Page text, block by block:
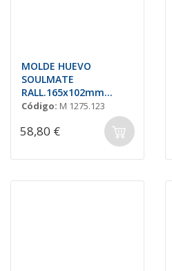
MOLDE HUEVO
SOULMATE
RALL.165x102mm
(2+2und) PARA
Código: M 1275.123
58,80 €